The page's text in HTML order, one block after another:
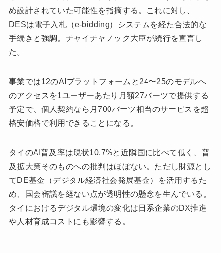
め設計されていた可能性を指摘する。これに対し、
DESは電子入札（e-bidding）システムを経た合法的な
手続きと強調。チャイチャノック大臣が続行を宣言し
た。
事業では12のAIプラットフォームと24〜25のモデルへ
のアクセスを1ユーザーあたり月額27バーツで提供する
予定で、個人契約なら月700バーツ相当のサービスを超
格安価格で利用できることになる。
タイのAI普及率は現状10.7%と近隣国に比べて低く、普
及拡大策そのものへの批判はほぼない。ただし財源とし
てDE基金（デジタル経済社会発展基金）を活用するた
め、国会審議を経ない点が透明性の懸念を生んでいる。
タイにおけるデジタル環境の変化は日系企業のDX推進
や人材育成コストにも影響する。